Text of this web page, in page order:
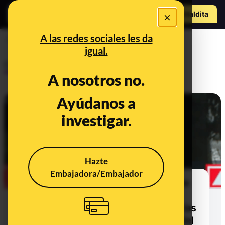
×
A las redes sociales les da
igual.
A nosotros no.
Ayúdanos a
investigar.
Hazte
Embajadora/Embajador
Hazte Maldita
Cuando el grupo parlamentario de
Unidas Podemos decía que no
votaba a favor de bajar el IVA de las
mascarillas porque las medidas del